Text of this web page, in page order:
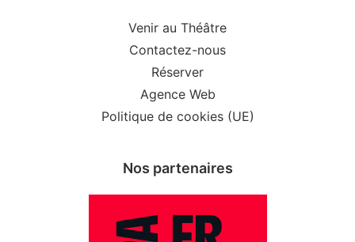
Venir au Théâtre
Contactez-nous
Réserver
Agence Web
Politique de cookies (UE)
Nos partenaires